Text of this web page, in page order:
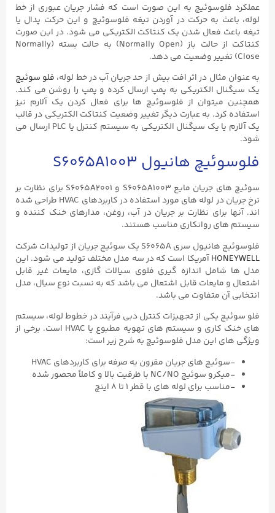
عملکرد فلوسوئیچ به این صورت است که فشار جریان عبوری از خط
لوله، باعث به حرکت در آوردن تیغه فلوسوئیچ و این حرکت پدال یا
تیغه باعث فعال شدن یک کنتاکت الکتریکی می شود. در این صورت
کنتاکت از حالت باز (Normally Open) به حالت بسته (Normally
Close) تغییر وضعیت می دهد.
به عنوان مثال در اثر افت بیش از حد جریان آب در خط لوله، فلو سوئیچ
یک سیگنال الکتریکی به پمپ ارسال کرده و پمپ را روشن می کند.
همچنین میتوان از فلوسوئیچ ها برای فعال کردن یک آلارم نیز
استفاده کرد. به عبارت دیگر تغییر وضعیت کنتاکت الکتریکی در قالب
یک آلارم یا یک سیگنال الکتریکی به سیستم کنترل یا PLC ارسال می
شود.
فلوسوئیچ هانیول S6065A1003
سوئیچ های جریان مایع S6065A1003 و S6065A2001 برای نظارت بر
نرخ جریان در لوله های مورد استفاده در کاربردهای HVAC طراحی شده
اند. آنها برای نظارت بر جریان در آب، روغن، مدارهای خنک کننده و
سیستم های روانکاری مناسب هستند.
فلوسوئیچ هانیول سری S6065A یک سوئیچ جریان از تولیدات شرکت
HONEYWELLآمریکا است که در سه مدل مختلف تولید می شود. این
مدل ها شامل اندازه گیری فلوی سیالات گازی، مایعات غیر قابل
اشتعال و مایعات قابل اشتعال می باشد که به نسبت نوع سیال، مدل
انتخابی آن متفاوت می باشد.
فلو سوئیچ یکی از تجهیزات کنترل دبی فرآیند در خطوط لوله، سیستم
های خنک کاری و سیستم های تهویه مطبوع یا HVAC است. برخی از
ویژگی های این مدل فلوسوئیچ به شرح زیر است:
-سوئیچ های جریان مقرون به صرفه برای کاربردهای HVAC
-میکرو سوئیچ NC/NO با ظرفیت بالا و کاملاً محصور شده
-مناسب برای لوله های با قطر ۱ تا ۸ اینچ